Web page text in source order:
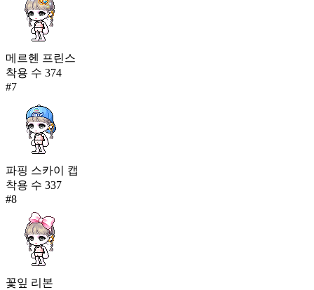
메르헨 프린스
착용 수 374
#7
파핑 스카이 캡
착용 수 337
#8
꽃잎 리본